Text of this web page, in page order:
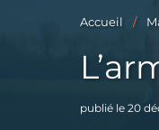
Accueil
publié le 20